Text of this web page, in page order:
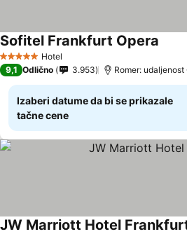
5 ZvezdiceHotel
Sofitel Frankfurt Opera
9,1 Odlično 3.953 Romer: udaljenost
Izaberi datume da bi se prikazale
tačne cene
JW Marriott Hotel